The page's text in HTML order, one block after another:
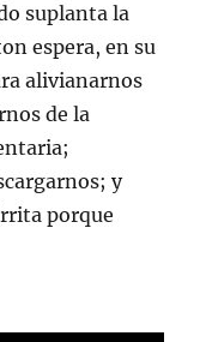
suplanta la
espera, en su
alivianarnos
de la
y
porque